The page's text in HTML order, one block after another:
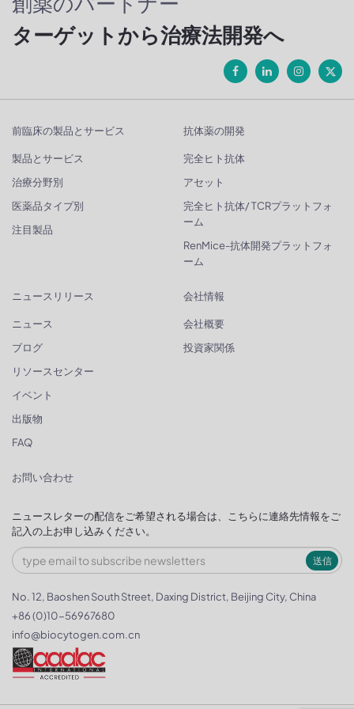
ターゲットから治療法開発へ
前臨床の製品とサービス
製品とサービス
治療分野別
医薬品タイプ別
注目製品
抗体薬の開発
完全ヒト抗体
アセット
完全ヒト抗体/ TCRプラットフォ
ーム
RenMice-抗体開発プラットフォ
ーム
ニュースリリース
ニュース
ブログ
リソースセンター
イベント
出版物
FAQ
会社情報
会社概要
投資家関係
お問い合わせ
ニュースレターの配信をご希望される場合は、こちらに連絡先情報をご
記入の上お申し込みください。
送信
No. 12, Baoshen South Street, Daxing District, Beijing City, China
+86 (0)10-56967680
info@biocytogen.com.cn